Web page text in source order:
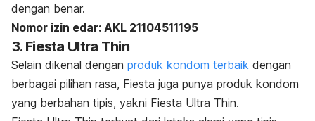
dengan benar.
Nomor izin edar: AKL 21104511195
3. Fiesta Ultra Thin
Selain dikenal dengan produk kondom terbaik dengan
berbagai pilihan rasa, Fiesta juga punya produk kondom
yang berbahan tipis, yakni Fiesta Ultra Thin.